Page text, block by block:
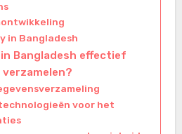
in Bangladesh
Bangladesh effectief
voor het